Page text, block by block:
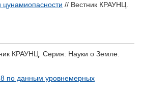
цунамиопасности // Вестник КРАУНЦ.
КРАУНЦ. Серия: Науки о Земле.
по данным уровнемерных